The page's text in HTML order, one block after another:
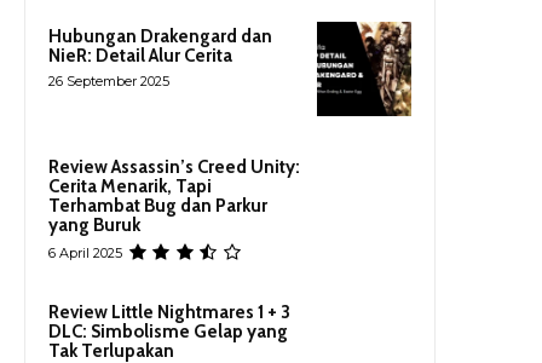
Hubungan Drakengard dan
NieR: Detail Alur Cerita
26 September 2025
Review Assassin’s Creed Unity:
Cerita Menarik, Tapi
Terhambat Bug dan Parkur
yang Buruk
6 April 2025
Review Little Nightmares 1 + 3
DLC: Simbolisme Gelap yang
Tak Terlupakan